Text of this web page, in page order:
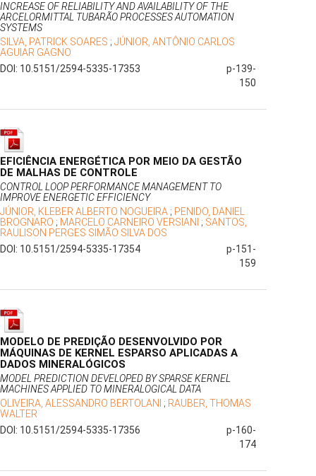
INCREASE OF RELIABILITY AND AVAILABILITY OF THE
ARCELORMITTAL TUBARÃO PROCESSES AUTOMATION
SYSTEMS
SILVA, PATRICK SOARES ; JÚNIOR, ANTÔNIO CARLOS
AGUIAR GAGNO
DOI: 10.5151/2594-5335-17353
p-139-
150
EFICIÊNCIA ENERGÉTICA POR MEIO DA GESTÃO
DE MALHAS DE CONTROLE
CONTROL LOOP PERFORMANCE MANAGEMENT TO
IMPROVE ENERGETIC EFFICIENCY
JÚNIOR, KLEBER ALBERTO NOGUEIRA ; PENIDO, DANIEL
BROGNARO ; MARCELO CARNEIRO VERSIANI ; SANTOS,
RAULISON PERGES SIMÃO SILVA DOS
DOI: 10.5151/2594-5335-17354
p-151-
159
MODELO DE PREDIÇÃO DESENVOLVIDO POR
MÁQUINAS DE KERNEL ESPARSO APLICADAS A
DADOS MINERALÓGICOS
MODEL PREDICTION DEVELOPED BY SPARSE KERNEL
MACHINES APPLIED TO MINERALOGICAL DATA
OLIVEIRA, ALESSANDRO BERTOLANI ; RAUBER, THOMAS
WALTER
DOI: 10.5151/2594-5335-17356
p-160-
174